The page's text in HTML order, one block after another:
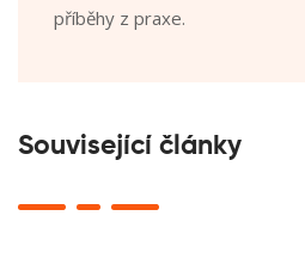
příběhy z praxe.
Související články